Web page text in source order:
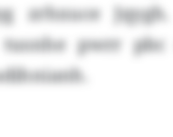
zrhxuce
pwrr